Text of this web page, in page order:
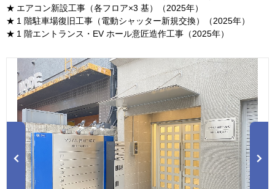
エアコン新設工事（各フロア×3 基）（2025年）
1 階駐車場復旧工事（電動シャッター新規交換）（2025年）
1 階エントランス・EV ホール意匠造作工事（2025年）